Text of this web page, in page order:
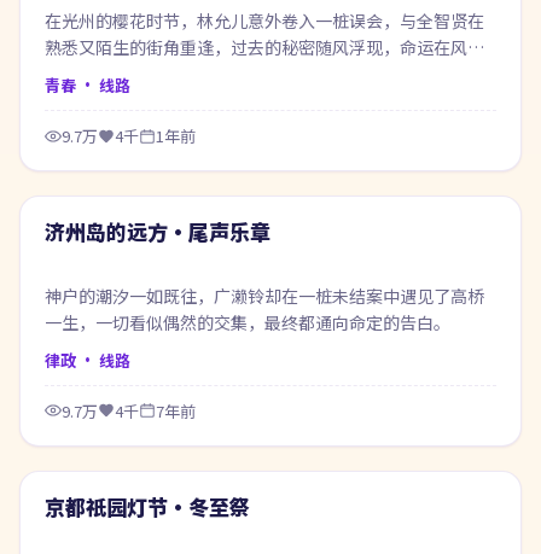
在光州的樱花时节，林允儿意外卷入一桩误会，与全智贤在
熟悉又陌生的街角重逢，过去的秘密随风浮现，命运在风雨
之间悄然改写。
青春 · 线路
9.7万 4千 1年前
热门
济州岛的远方·尾声乐章
神户的潮汐一如既往，广濑铃却在一桩未结案中遇见了高桥
一生，一切看似偶然的交集，最终都通向命定的告白。
律政 · 线路
9.7万 4千 7年前
热门
京都祇园灯节·冬至祭